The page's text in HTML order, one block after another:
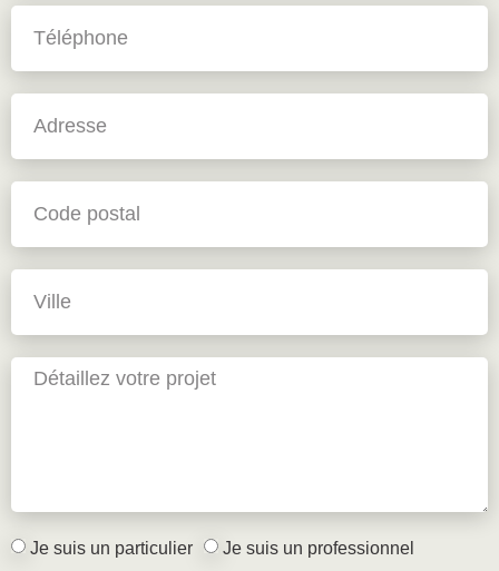
Je suis un particulier Je suis un professionnel